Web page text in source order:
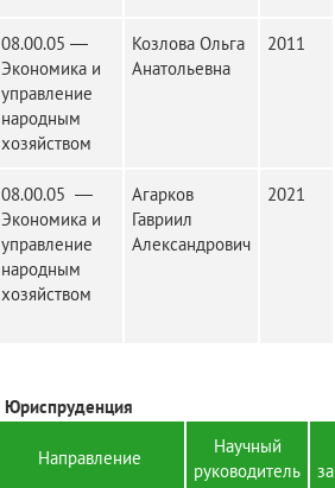
08.00.05 —
Экономика и
управление
народным
хозяйством
Козлова Ольга
Анатольевна
2011
08.00.05 —
Экономика и
управление
народным
хозяйством
Агарков
Гавриил
Александрович
2021
Юриспруденция
Направление
Научный
руководитель